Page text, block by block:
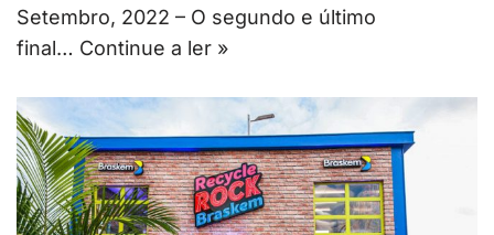
Setembro, 2022 – O segundo e último
final… Continue a ler »